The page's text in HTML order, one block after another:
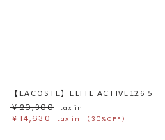
【LACOSTE】ELITE ACTIVE 126 2 SFA
【LACOSTE】ELITE ACTIVE126 5
￥20,900
tax in
￥14,630 tax in （30%OFF）